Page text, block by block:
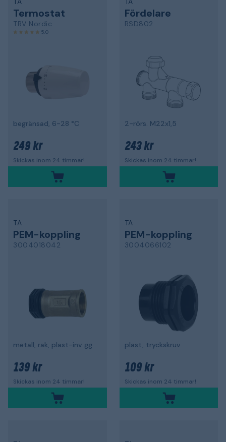
Termostat
TRV Nordic
5,0
begränsad, 6-28 °C
249 kr
Skickas inom 24 timmar!
Fördelare
RSD802
2-rörs. M22x1,5
243 kr
Skickas inom 24 timmar!
TA
PEM-koppling
3004018042
metall, rak, plast-inv gg
139 kr
Skickas inom 24 timmar!
TA
PEM-koppling
3004066102
plast, tryckskruv
109 kr
Skickas inom 24 timmar!